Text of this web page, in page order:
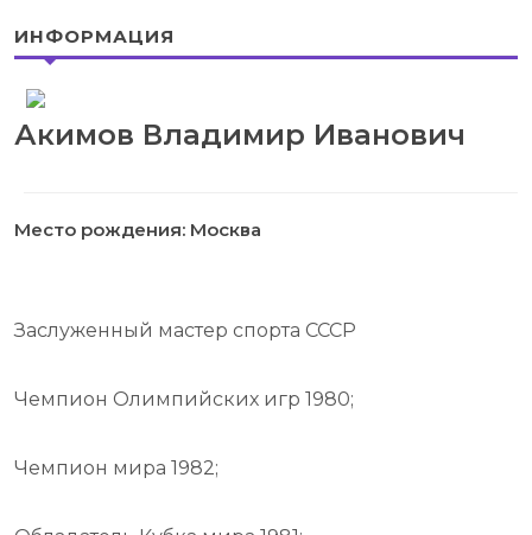
ИНФОРМАЦИЯ
Акимов Владимир Иванович
Место рождения: Москва
Заслуженный мастер спорта СССР
Чемпион Олимпийских игр 1980;
Чемпион мира 1982;